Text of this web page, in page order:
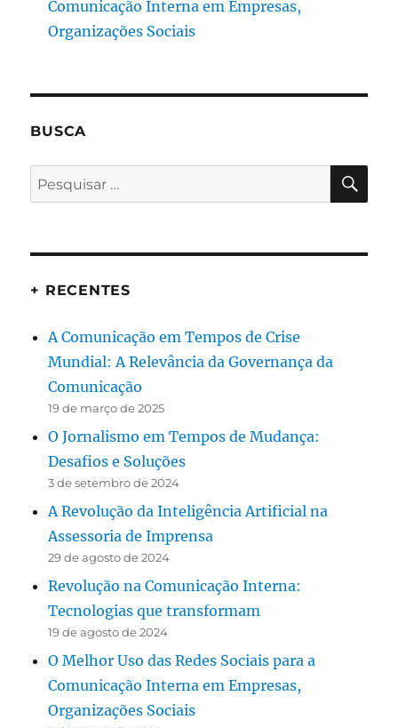
Comunicação Interna em Empresas,
Organizações Sociais
BUSCA
Pesquisar
por:
+ RECENTES
A Comunicação em Tempos de Crise
Mundial: A Relevância da Governança da
Comunicação
19 de março de 2025
O Jornalismo em Tempos de Mudança:
Desafios e Soluções
3 de setembro de 2024
A Revolução da Inteligência Artificial na
Assessoria de Imprensa
29 de agosto de 2024
Revolução na Comunicação Interna:
Tecnologias que transformam
19 de agosto de 2024
O Melhor Uso das Redes Sociais para a
Comunicação Interna em Empresas,
Organizações Sociais